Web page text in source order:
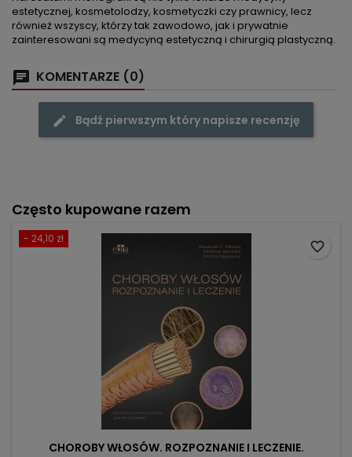
estetycznej, kosmetolodzy, kosmetyczki czy prawnicy, lecz
również wszyscy, którzy tak zawodowo, jak i prywatnie
zainteresowani są medycyną estetyczną i chirurgią plastyczną.
KOMENTARZE (0)
Bądź pierwszym który napisze recenzję
Często kupowane razem
- 24,10 zł
CHOROBY WŁOSÓW. ROZPOZNANIE I LECZENIE.
favorite_border